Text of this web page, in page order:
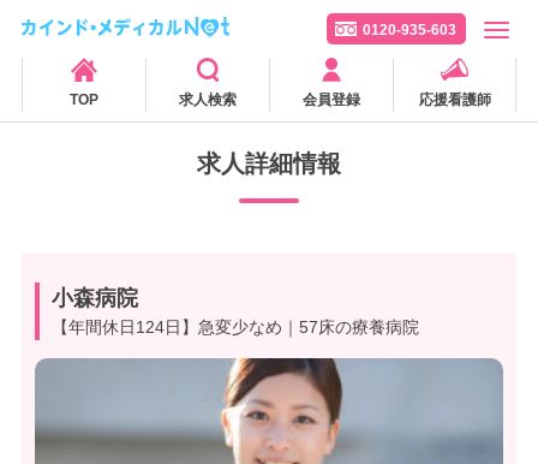
0120-935-603
TOP 求人検索 会員登録 応援看護師
求人詳細情報
小森病院
【年間休日124日】急変少なめ｜57床の療養病院